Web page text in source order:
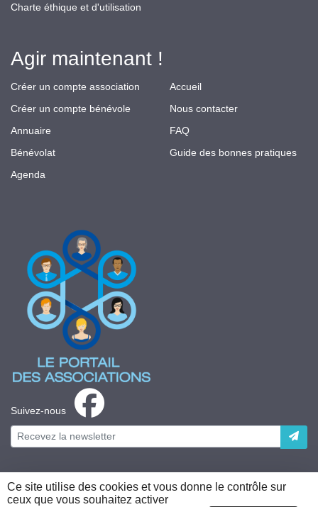
Suivez-nous
Charte éthique et d'utilisation
Agir maintenant !
Créer un compte association
Créer un compte bénévole
Annuaire
Bénévolat
Agenda
Accueil
Nous contacter
FAQ
Guide des bonnes pratiques
Plateforme développée en France par
Ce site utilise des cookies et vous donne le contrôle sur
ceux que vous souhaitez activer